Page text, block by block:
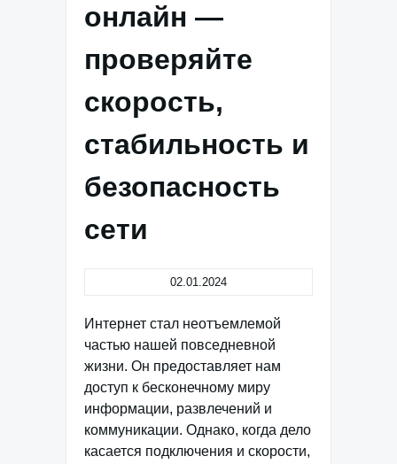
онлайн —
проверяйте
скорость,
стабильность и
безопасность
сети
02.01.2024
Интернет стал неотъемлемой
частью нашей повседневной
жизни. Он предоставляет нам
доступ к бесконечному миру
информации, развлечений и
коммуникации. Однако, когда дело
касается подключения и скорости,